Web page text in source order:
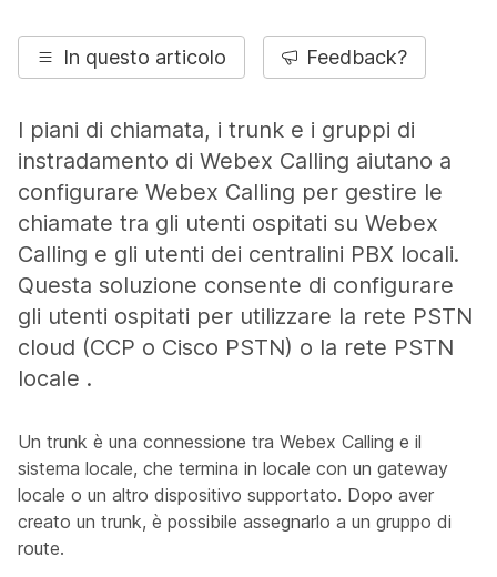
In questo articolo Feedback?
I piani di chiamata, i trunk e i gruppi di
instradamento di Webex Calling aiutano a
configurare Webex Calling per gestire le
chiamate tra gli utenti ospitati su Webex
Calling e gli utenti dei centralini PBX locali.
Questa soluzione consente di configurare
gli utenti ospitati per utilizzare la rete PSTN
cloud (CCP o Cisco PSTN) o la rete PSTN
locale .
Un trunk è una connessione tra Webex Calling e il
sistema locale, che termina in locale con un gateway
locale o un altro dispositivo supportato. Dopo aver
creato un trunk, è possibile assegnarlo a un gruppo di
route.